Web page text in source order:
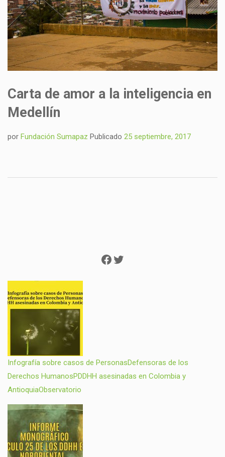
Carta de amor a la inteligencia en
Medellín
por Fundación Sumapaz Publicado 25 septiembre, 2017
Facebook
Twitter
Infografía sobre casos de PersonasDefensoras de los
Derechos HumanosPDDHH asesinadas en Colombia y
AntioquiaObservatorio